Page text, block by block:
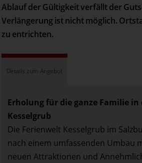
Ablauf der Gültigkeit verfällt der
Verlängerung ist nicht möglich.
zu entrichten.
Details zum Angebot
Erholung für die ganze Familie in
Kesselgrub
Die Ferienwelt Kesselgrub im
nach einem umfassenden Umbau
neuen Attraktionen und